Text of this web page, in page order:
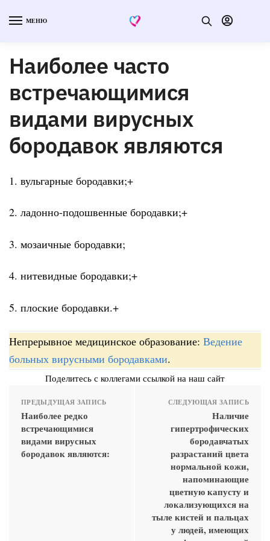
МЕНЮ
Наиболее часто
встречающимися
видами вирусных
бородавок являются
1. вульгарные бородавки;+
2. ладонно-подошвенные бородавки;+
3. мозаичные бородавки;
4. нитевидные бородавки;+
5. плоские бородавки.+
Непрерывное медицинское образование: Ведение
больных вирусными бородавками.
Поделитесь с коллегами ссылкой на наш сайт
ПРЕДЫДУЩАЯ ЗАПИСЬ
Наиболее редко
встречающимися
видами вирусных
бородавок являются:
СЛЕДУЮЩАЯ ЗАПИСЬ
Наличие
гипертрофических
бородавчатых
разрастаний цвета
нормальной кожи,
напоминающие
цветную капусту и
локализующихся на
тыле кистей и пальцах
у людей, имеющих